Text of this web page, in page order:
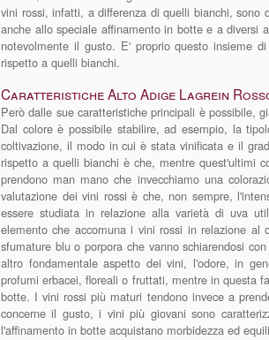
vini rossi, infatti, a differenza di quelli bianchi, sono
anche allo speciale affinamento in botte e a diversi
notevolmente il gusto. E' proprio questo insieme
rispetto a quelli bianchi.
Caratteristiche Alto Adige Lagrein
Però dalle sue caratteristiche principali è possibile,
Dal colore è possibile stabilire, ad esempio, la
coltivazione, il modo in cui è stata vinificata e il
rispetto a quelli bianchi è che, mentre quest'ultimi
prendono man mano che invecchiamo una
valutazione dei vini rossi è che, non sempre,
essere studiata in relazione alla varietà di uva
elemento che accomuna i vini rossi in relazione
sfumature blu o porpora che vanno schiarendosi
altro fondamentale aspetto dei vini, l'odore, in
profumi erbacei, floreali o fruttati, mentre in questa
botte. I vini rossi più maturi tendono invece a
concerne il gusto, i vini più giovani sono
l'affinamento in botte acquistano morbidezza ed